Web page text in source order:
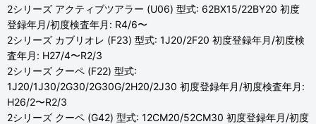
2シリーズ アクティブツアラー (U06) 型式: 62BX15/22BY20 初度
登録年月/初度検査年月: R4/6〜
2シリーズ カブリオレ (F23) 型式: 1J20/2F20 初度登録年月/初度検
査年月: H27/4〜R2/3
2シリーズ クーペ (F22) 型式:
1J20/1J30/2G30/2G30G/2H20/2J30 初度登録年月/初度検査年月:
H26/2〜R2/3
2シリーズ クーペ (G42) 型式: 12CM20/52CM30 初度登録年月/初度